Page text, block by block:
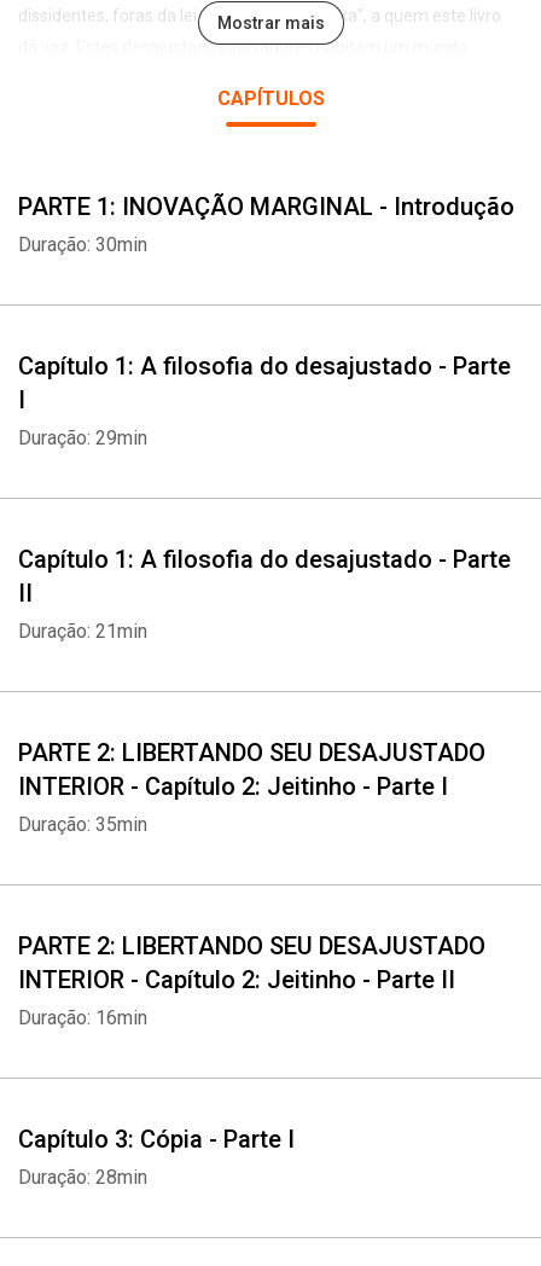
dissidentes, foras da lei, gente "fora da caixa", a quem este livro
dá voz. Estes desajustados inovadores habitam um mundo
não deveria ter nada a ver com os principais mercados. Contudo,
modos de pensar e operar, estabelecendo práticas mais eficazes
que podemos todos aprender e aplicar nos mercados formais.
Mostrar mais
CAPÍTULOS
PARTE 1: INOVAÇÃO MARGINAL - Introdução
Duração: 30min
Capítulo 1: A filosofia do desajustado - Parte
I
Duração: 29min
Capítulo 1: A filosofia do desajustado - Parte
II
Duração: 21min
PARTE 2: LIBERTANDO SEU DESAJUSTADO
INTERIOR - Capítulo 2: Jeitinho - Parte I
Duração: 35min
PARTE 2: LIBERTANDO SEU DESAJUSTADO
INTERIOR - Capítulo 2: Jeitinho - Parte II
Duração: 16min
Capítulo 3: Cópia - Parte I
Duração: 28min